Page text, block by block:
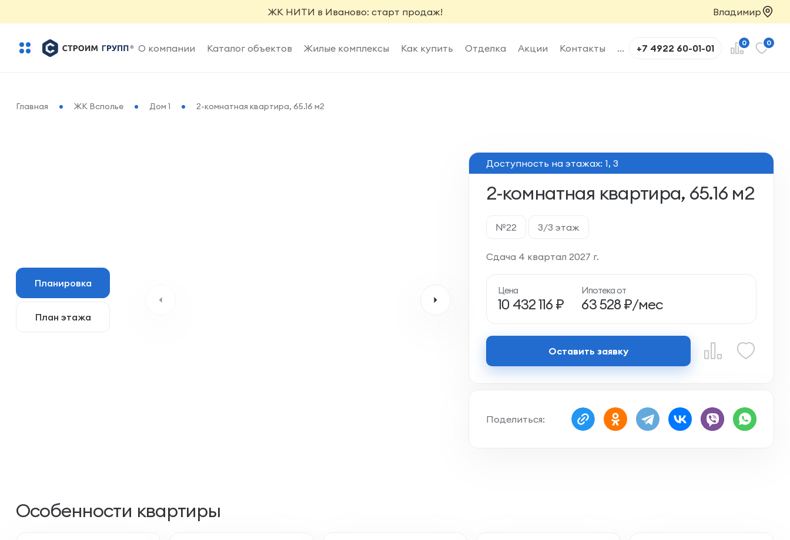
ЖК НИТИ в Иваново: старт продаж! Владимир
О компании Каталог объектов Жилые комплексы Как купить Отделка Акции Контакты ... +7 4922 60-01-01 0 0
Главная ЖК Всполье Дом 1 2-комнатная квартира, 65.16 м2
Планировка
План этажа
Доступность на этажах: 1, 3
2-комнатная квартира, 65.16 м2
№22 3/3 этаж
Сдача 4 квартал 2027 г.
Цена
10 432 116 ₽
Ипотека от
63 528 ₽/мес
Оставить заявку
Поделиться:
Особенности квартиры